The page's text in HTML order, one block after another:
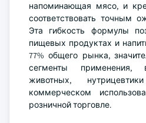
напоминающая мясо, и
соответствовать точным
Эта гибкость формулы
пищевых продуктах и
77% общего рынка,
сегменты
животных,
коммерческом
розничной торговле.